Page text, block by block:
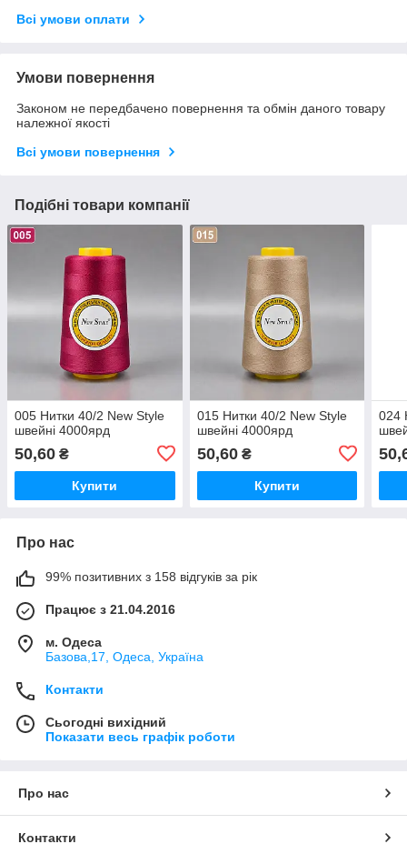
Всі умови оплати
Умови повернення
Законом не передбачено повернення та обмін даного товару
належної якості
Всі умови повернення
Подібні товари компанії
005 Нитки 40/2 New Style
швейні 4000ярд
50,60 ₴
Купити
015 Нитки 40/2 New Style
швейні 4000ярд
50,60₴
Купити
024
Про нас
99% позитивних з 158 відгуків за рік
Працює з 21.04.2016
м. Одеса
Базова,17, Одеса, Україна
Контакти
Сьогодні вихідний
Показати весь графік роботи
Про нас
Контакти